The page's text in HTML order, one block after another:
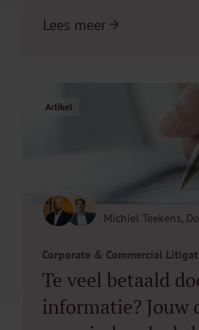
Lees meer
Artikel
Corporate & Commercial
Te veel betaald
informatie?